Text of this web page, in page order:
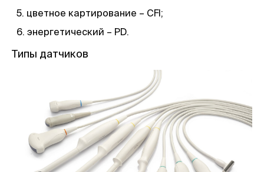
цветное картирование – CFI;
энергетический – PD.
Типы датчиков